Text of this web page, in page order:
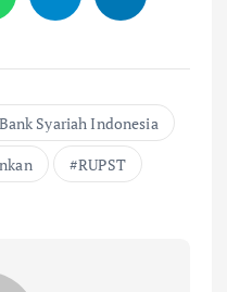
Bank Syariah Indonesia
RUPST